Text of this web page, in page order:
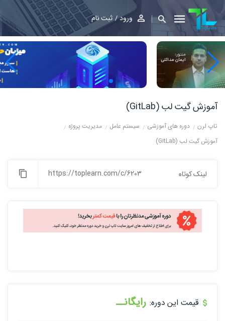
ورود ثبت نام
آموزش گیت لب (GitLab)
تاپ لرن دوره های آموزشی سیستم عامل
مدیریت پروژه
آموزش گیت لب (GitLab)
لینک کوتاه https://toplearn.com/c/6203
قیمت این دوره: رایگانــ